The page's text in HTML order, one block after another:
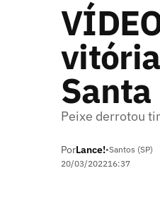
Santa
Peixe derrotou
PorLance!•Santos (SP)
20/03/202216:37